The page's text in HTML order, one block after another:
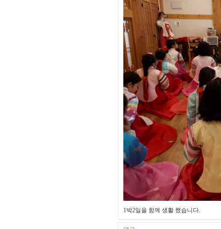
1박2일을 함께 생활 했습니다.